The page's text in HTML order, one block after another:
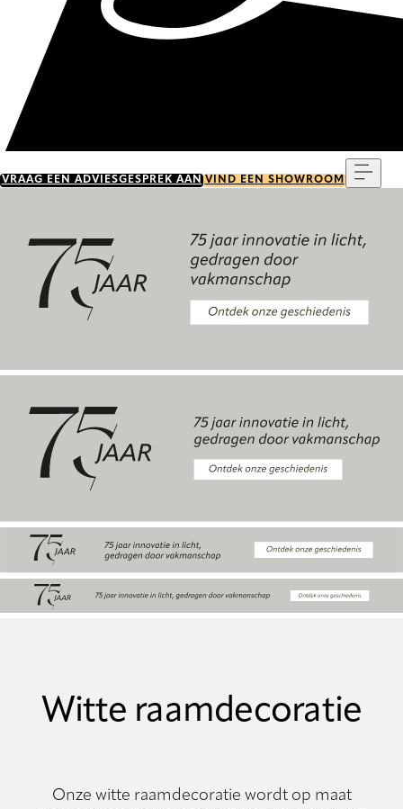
VRAAG EEN ADVIESGESPREK AAN VIND EEN SHOWROOM
Witte raamdecoratie
Onze witte raamdecoratie wordt op maat